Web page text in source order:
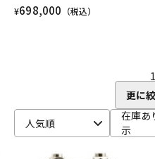
¥698,000 （税込）
1
更に
人気順
在庫あ
示